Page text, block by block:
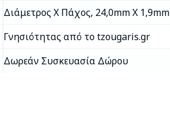
Διάμετρος Χ Πάχος, 24,0mm X 1,9mm
Γνησιότητας από το tzougaris.gr
Δωρεάν Συσκευασία Δώρου